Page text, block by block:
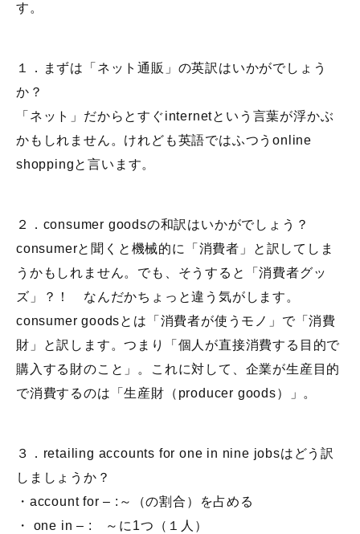
す。
１．まずは「ネット通販」の英訳はいかがでしょう
か？
「ネット」だからとすぐinternetという言葉が浮かぶ
かもしれません。けれども英語ではふつうonline
shoppingと言います。
２．consumer goodsの和訳はいかがでしょう？
consumerと聞くと機械的に「消費者」と訳してしま
うかもしれません。でも、そうすると「消費者グッ
ズ」？！ なんだかちょっと違う気がします。
consumer goodsとは「消費者が使うモノ」で「消費
財」と訳します。つまり「個人が直接消費する目的で
購入する財のこと」。これに対して、企業が生産目的
で消費するのは「生産財（producer goods）」。
３．retailing accounts for one in nine jobsはどう訳
しましょうか？
・account for – :～（の割合）を占める
・ one in – : ～に1つ（１人）